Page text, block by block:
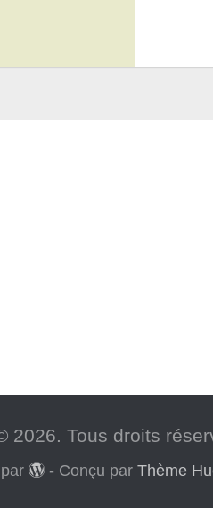
2026. Tous droits
- Conçu parThème